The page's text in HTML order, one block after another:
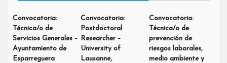
Convocatoria:
Técnica/o de
Servicios Generales –
Ayuntamiento de
Esparreguera
Convocatoria:
Postdoctoral
Researcher –
University of
Lausanne,
Convocatoria:
Técnica/o de
prevención de
riesgos laborales,
medio ambiente y